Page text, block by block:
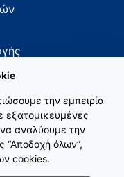
την εμπειρία
να αναλύουμε την
“Αποδοχή όλων”,
cookies.